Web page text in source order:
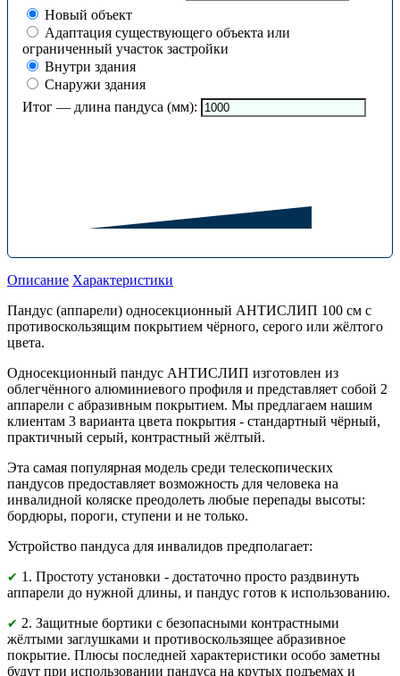
Новый объект
Адаптация существующего объекта или
ограниченный участок застройки
Внутри здания
Снаружи здания
Итог — длина пандуса (мм):
Описание Характеристики
Пандус (аппарели) односекционный АНТИСЛИП 100 см с
противоскользящим покрытием чёрного, серого или жёлтого
цвета.
Односекционный пандус АНТИСЛИП изготовлен из
облегчённого алюминиевого профиля и представляет собой 2
аппарели с абразивным покрытием. Мы предлагаем нашим
клиентам 3 варианта цвета покрытия - стандартный чёрный,
практичный серый, контрастный жёлтый.
Эта самая популярная модель среди телескопических
пандусов предоставляет возможность для человека на
инвалидной коляске преодолеть любые перепады высоты:
бордюры, пороги, ступени и не только.
Устройство пандуса для инвалидов предполагает:
✔ 1. Простоту установки - достаточно просто раздвинуть
аппарели до нужной длины, и пандус готов к использованию.
✔ 2. Защитные бортики с безопасными контрастными
жёлтыми заглушками и противоскользящее абразивное
покрытие. Плюсы последней характеристики особо заметны
будут при использовании пандуса на крутых подъемах и